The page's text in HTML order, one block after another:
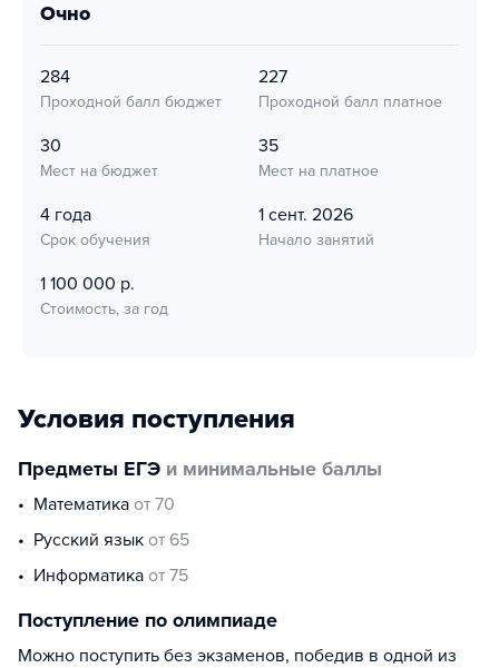
очно
284
Проходной балл бюджет
227
Проходной балл платное
30
Мест на бюджет
35
Мест на платное
4 года
Срок обучения
1 сент. 2026
Начало занятий
1 100 000 р.
Стоимость, за год
Условия поступления
Предметы ЕГЭ и минимальные баллы
математика от 70
русский язык от 65
информатика от 75
Поступление по олимпиаде
Можно поступить без экзаменов, победив в одной из